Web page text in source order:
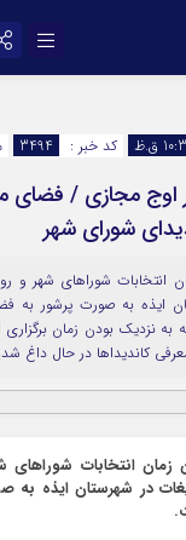
ایتا
کد خبر : 3494
در اوج مجازی /
شورای شهر
انتخابات شوراهای شهر و
ایذه به صورت پرشور
به نزدیک بودن زمان
معرفی کاندیداها در حال داغ
زمان انتخابات
در شهرستان ایذه به